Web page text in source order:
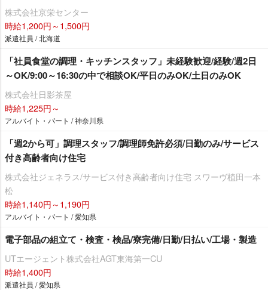
株式会社京栄センター
時給1,200円～1,500円
派遣社員 / 北海道
「社員食堂の調理・キッチンスタッフ」未経験歓迎/経験/週2日
～OK/9:00～16:30の中で相談OK/平日のみOK/土日のみOK
株式会社日影茶屋
時給1,225円～
アルバイト・パート / 神奈川県
「週2から可」調理スタッフ/調理師免許必須/日勤のみ/サービス
付き高齢者向け住宅
株式会社ジェネラス/サービス付き高齢者向け住宅 スワーヴ植田一本
松
時給1,140円～1,190円
アルバイト・パート / 愛知県
電子部品の組立て・検査・検品/寮完備/日勤/日払い/工場・製造
UTエージェント株式会社AGT東海第一CU
時給1,400円
派遣社員 / 愛知県